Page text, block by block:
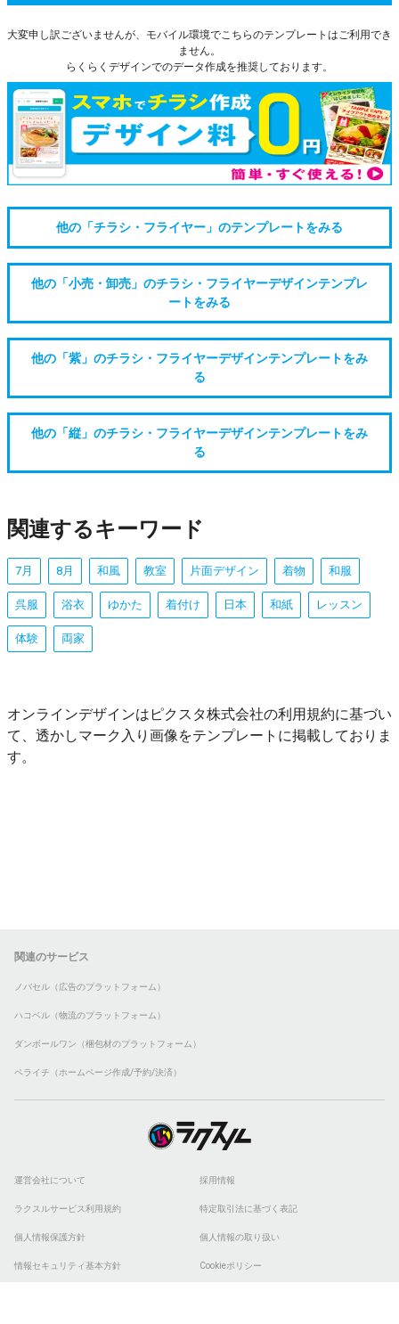
大変申し訳ございませんが、モバイル環境でこちらのテンプレートはご利用でき
ません。
らくらくデザインでのデータ作成を推奨しております。
他の「チラシ・フライヤー」のテンプレートをみる
他の「小売・卸売」のチラシ・フライヤーデザインテンプレ
ートをみる
他の「紫」のチラシ・フライヤーデザインテンプレートをみ
る
他の「縦」のチラシ・フライヤーデザインテンプレートをみ
る
関連するキーワード
7月 8月 和風 教室 片面デザイン 着物 和服
呉服 浴衣 ゆかた 着付け 日本 和紙 レッスン
体験 両家
オンラインデザインはピクスタ株式会社の利用規約に基づい
て、透かしマーク入り画像をテンプレートに掲載しておりま
す。
関連のサービス
ノバセル（広告のプラットフォーム）
ハコベル（物流のプラットフォーム）
ダンボールワン（梱包材のプラットフォーム）
ペライチ（ホームページ作成/予約/決済）
運営会社について 採用情報
ラクスルサービス利用規約 特定取引法に基づく表記
個人情報保護方針 個人情報の取り扱い
情報セキュリティ基本方針 Cookieポリシー